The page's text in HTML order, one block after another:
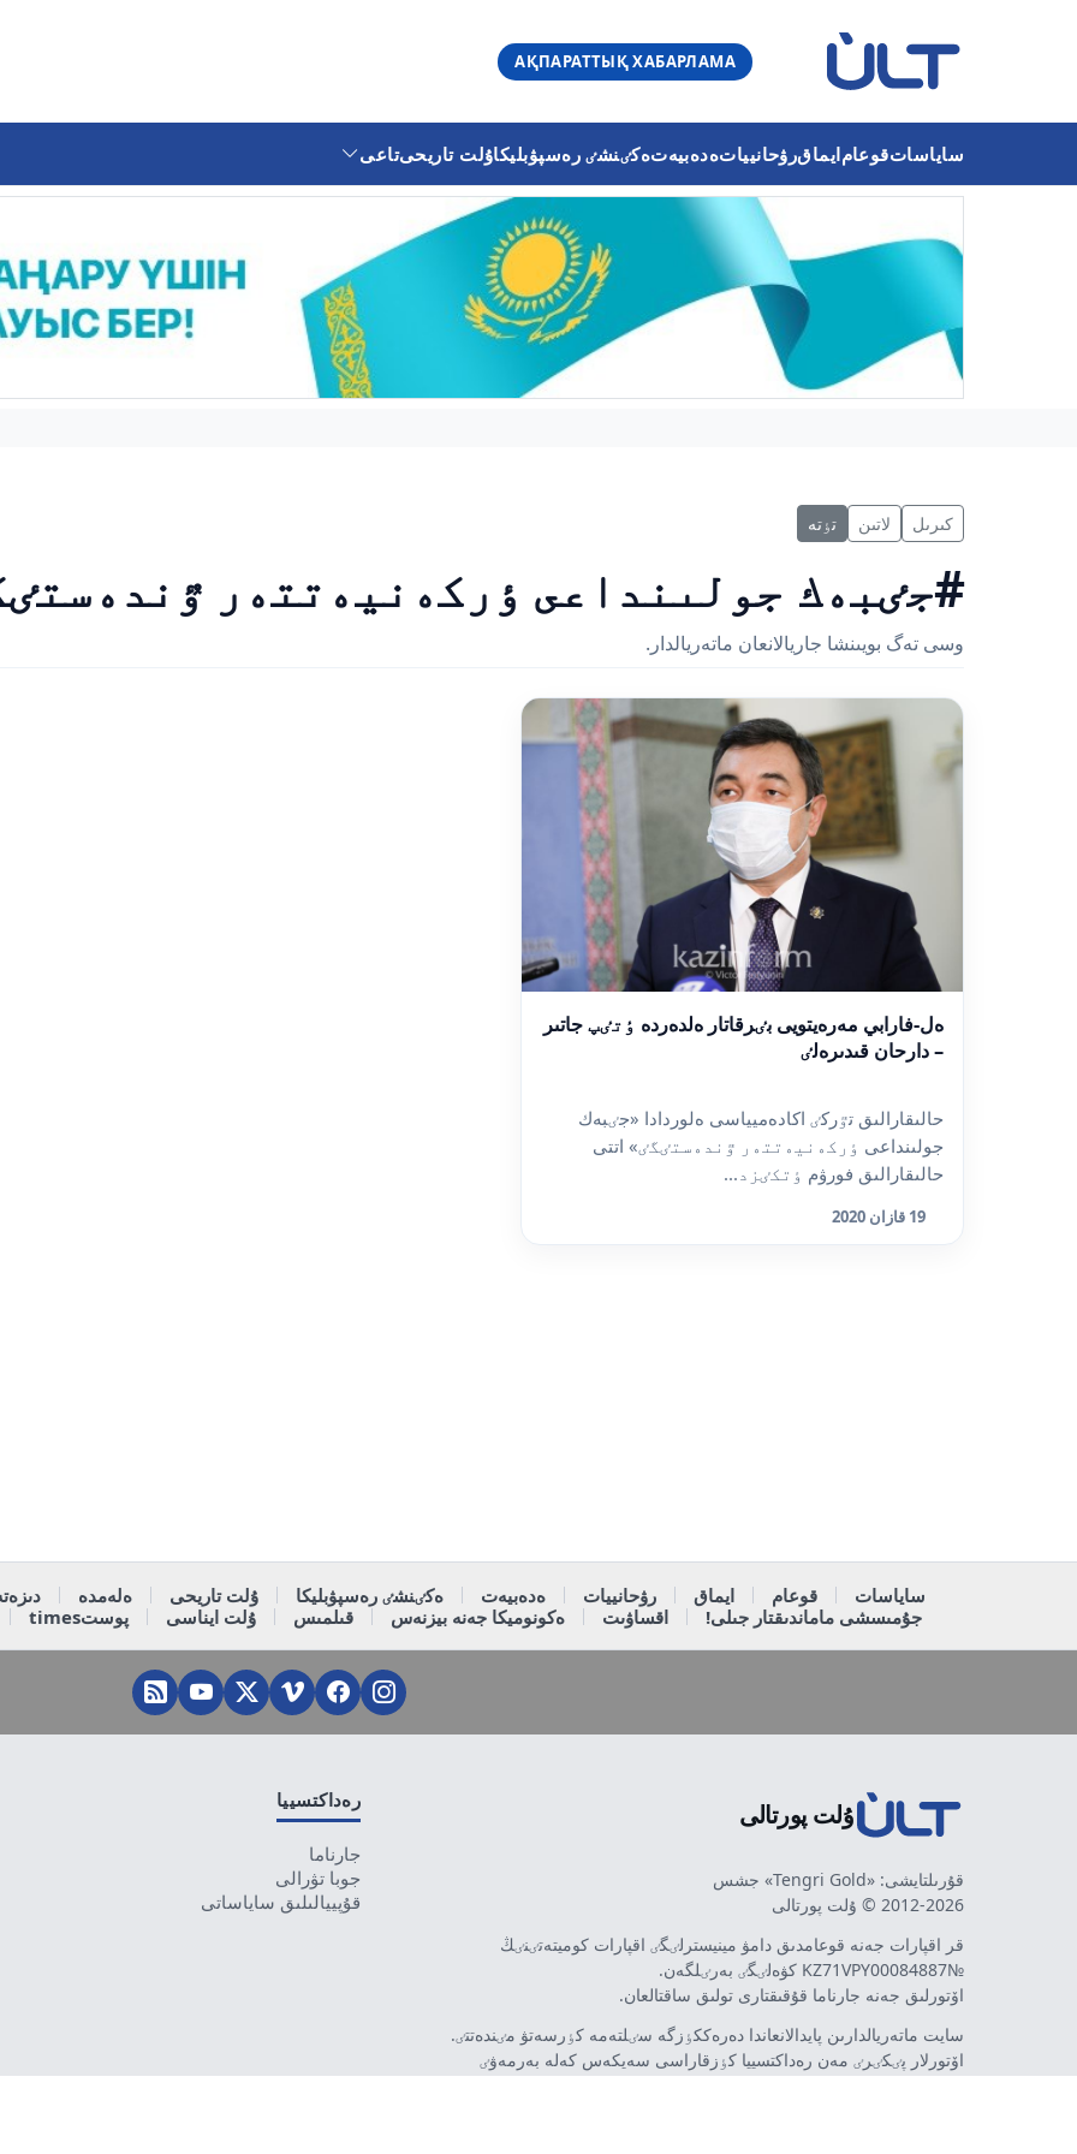
АҚПАРАТТЫҚ ХАБАРЛАМА
ساياساتقوعامايماقرۋحانيياتەدەبيەتەكٸنشٸ رەسپۋبليكاۇلت تاريحىتاعى
كىرىل لاتىن تٶتە
#جٸبەك جولىنداعى ٶركەنيەتتەر
وسى تەگ بويىنشا جاريالانعان ماتەريالدار.
ەل-فارابي مەرەيتويى بٸرقاتار ەلدەردە ٶتٸپ جاتىر
– دارحان قىدىرەلٸ
حالىقارالىق تٷركٸ اكادەميياسى ەلوردادا «جٸبەك
جولىنداعى ٶركەنيەتتەر ٷندەستٸگٸ» اتتى
حالىقارالىق فورۋم ٶتكٸزد...
19 قازان 2020
ساياسات قوعام ايماق رۋحانييات ەدەبيەت ەكٸنشٸ رەسپۋبليكا ۇلت تاريحى ەلەمدە
جۇمىسشى ماماندىقتار جىلى!
اقساۋىت ەكونوميكا جەنە بيزنەس قىلمىس ۇلت ايناسى پوستtimes
ۇلت پورتالى
قۇرىلتايشى: «Tengri Gold» جشس
2012-2026 © ۇلت پورتالى
قر اقپارات جەنە قوعامدىق دامۋ مينيسترلٸگٸ اقپارات كوميتەتٸنٸڭ
№KZ71VPY00084887 كۋەلٸگٸ بەرٸلگەن.
اۆتورلىق جەنە جارناما قۇقىقتارى تولىق ساقتالعان.
سايت ماتەريالدارىن پايدالانعاندا دەرەككٶزگە سٸلتەمە كٶرسەتۋ مٸندەتتٸ.
اۆتورلار پٸكٸرٸ مەن رەداكتسييا كٶزقاراسى سەيكەس كەلە بەرمەۋٸ
رەداكتسييا
جارناما
جوبا تۋرالى
قۇپييالىلىق ساياساتى